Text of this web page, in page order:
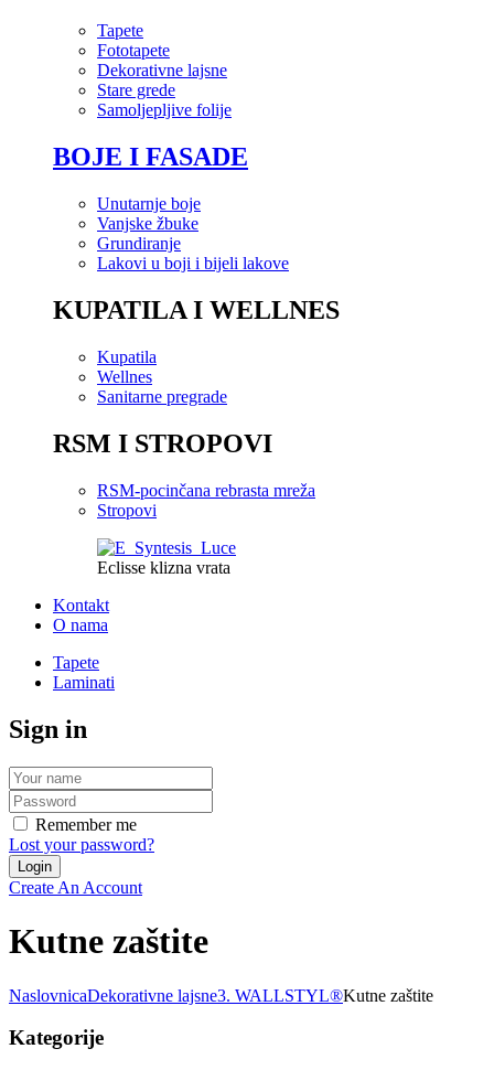
Tapete
Fototapete
Dekorativne lajsne
Stare grede
Samoljepljive folije
BOJE I FASADE
Unutarnje boje
Vanjske žbuke
Grundiranje
Lakovi u boji i bijeli lakove
KUPATILA I WELLNES
Kupatila
Wellnes
Sanitarne pregrade
RSM I STROPOVI
RSM-pocinčana rebrasta mreža
Stropovi
Eclisse klizna vrata
Kontakt
O nama
Tapete
Laminati
Sign in
Remember me
Lost your password?
Create An Account
Kutne zaštite
NaslovnicaDekorativne lajsne3. WALLSTYL®Kutne zaštite
Kategorije